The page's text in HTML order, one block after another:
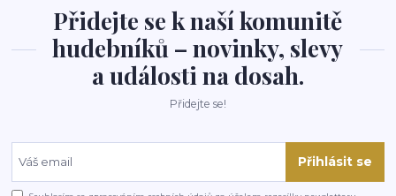
Přidejte se k naší komunitě
hudebníků – novinky, slevy
a události na dosah.
Přidejte se!
Přihlásit se